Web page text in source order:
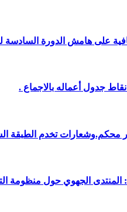
على هامش الدورة السادسة
جدول أعماله بالاجماع .
محكم.وشعارات تخدم الطبقة
المنتدى الجهوي حول منظومة